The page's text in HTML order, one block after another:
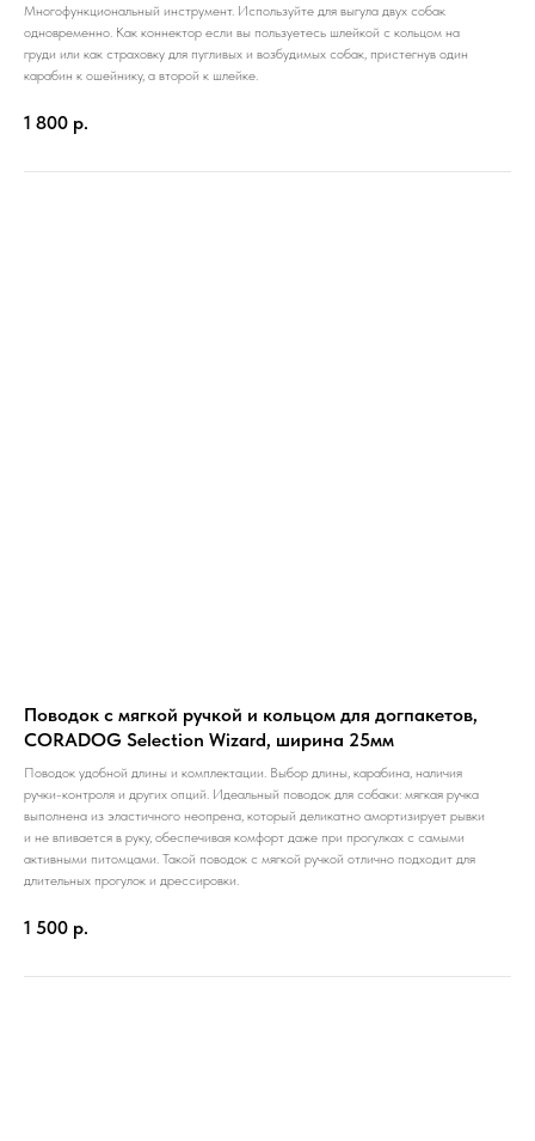
Многофункциональный инструмент. Используйте для выгула двух собак
одновременно. Как коннектор если вы пользуетесь шлейкой с кольцом на
груди или как страховку для пугливых и возбудимых собак, пристегнув один
карабин к ошейнику, а второй к шлейке.
1 800 р.
Поводок с мягкой ручкой и кольцом для догпакетов,
CORADOG Selection Wizard, ширина 25мм
Поводок удобной длины и комплектации. Выбор длины, карабина, наличия
ручки-контроля и других опций. Идеальный поводок для собаки: мягкая ручка
выполнена из эластичного неопрена, который деликатно амортизирует рывки
и не впивается в руку, обеспечивая комфорт даже при прогулках с самыми
активными питомцами. Такой поводок с мягкой ручкой отлично подходит для
длительных прогулок и дрессировки.
1 500 р.